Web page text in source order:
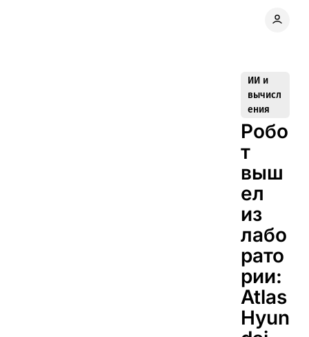
ИИ и
вычисл
ения
Робо
т
выш
ел
из
лабо
рато
рии:
Atlas
Hyun